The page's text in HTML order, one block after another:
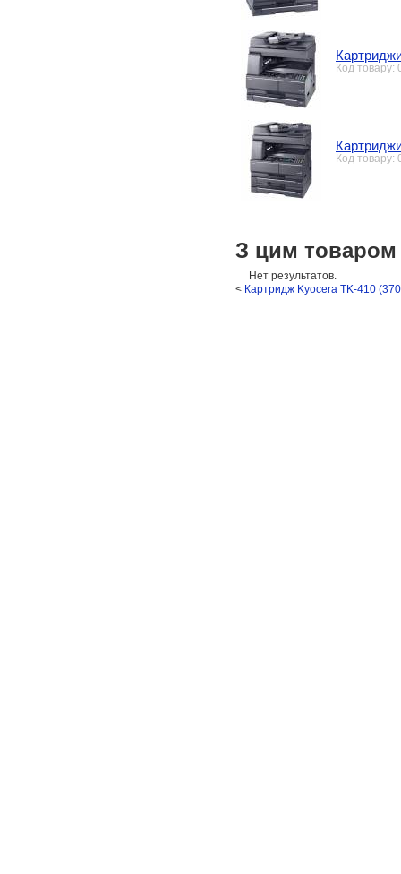
Код товару:
Код товару:
З цим товаром
Нет результатов.
< Картридж Kyocera TK-410